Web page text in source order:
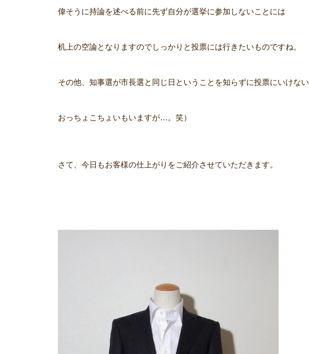
偉そうに持論を述べる前に先ず自分が選挙に参加しないことには
机上の空論となりますのでしっかりと投票には行きたいものですね。
その他、知事選が市長選と同じ日ということを知らずに投票にいけない
おっちょこちょいもいますが…。笑）
さて、今日もお客様の仕上がりをご紹介させていただきます。